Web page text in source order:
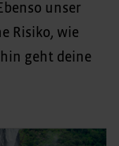
unser
Risiko, wie
geht deine